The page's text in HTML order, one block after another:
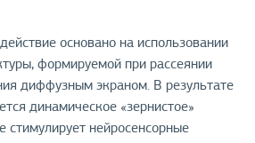
основано на использовании
формируемой при рассеянии
диффузным экраном. В результате
динамическое «зернистое»
стимулирует нейросенсорные